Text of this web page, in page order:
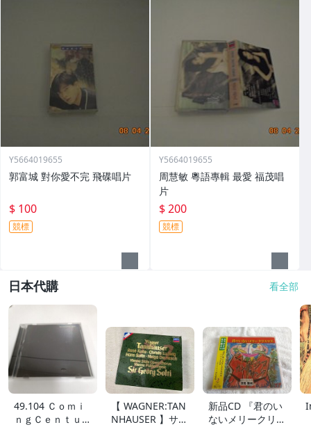
Y5664019655
郭富城 對你愛不完 飛碟唱片
$ 100
競標
Y5664019655
周慧敏 粵語專輯 最愛 福茂唱
片
$ 200
競標
日本代購 看全部
49.104 Ｃｏｍｉ
ｎｇＣｅｎｔｕｒ
【 WAGNER:TAN
NHAUSER 】サ
新品CD 『君のい
ないメリークリス